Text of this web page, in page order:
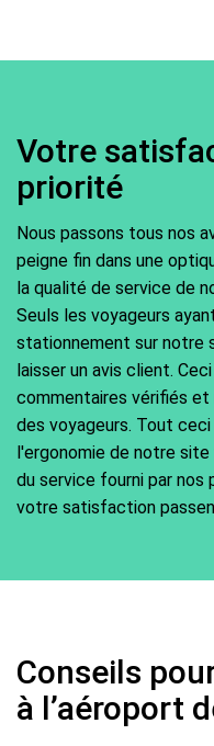
Votre
priorité
Nous passons tous nos
peigne fin dans une
la qualité de service de
Seuls les voyageurs
stationnement sur notre
laisser un avis client.
commentaires vérifiés
des voyageurs. Tout
l'ergonomie de notre
du service fourni par
votre satisfaction
Conseils
à l’aéroport